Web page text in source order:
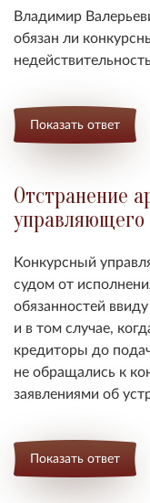
Владимир
обязан ли
недействительность
Показать ответ
Отстранение
управляющего
Конкурсный
судом от
обязанностей
и в том случае,
кредиторы до
не обращались к
заявлениями об
Показать ответ